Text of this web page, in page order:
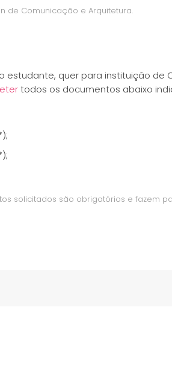
de Comunicação e Arquitetura.
quer para instituição de
todos os documentos abaixo
solicitados são obrigatórios e fazem